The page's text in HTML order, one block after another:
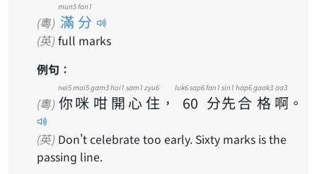
(粵) 滿分
mun5 fan1
(英) full marks
例句：
(粵) 你
nei5
咪
mai5
咁
gam3
開
hoi1
心
sam1
住
zyu6
， 60
luk6 sap6
分
fan1
先
sin1
合
hap6
格
gaak3
啊
aa3
。
(英) Don't celebrate too early. Sixty marks is the
passing line.